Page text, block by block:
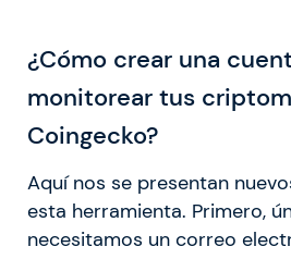
¿Cómo crear una
monitorear tus
Coingecko?
Aquí nos se presentan
esta herramienta. Primero,
necesitamos un correo